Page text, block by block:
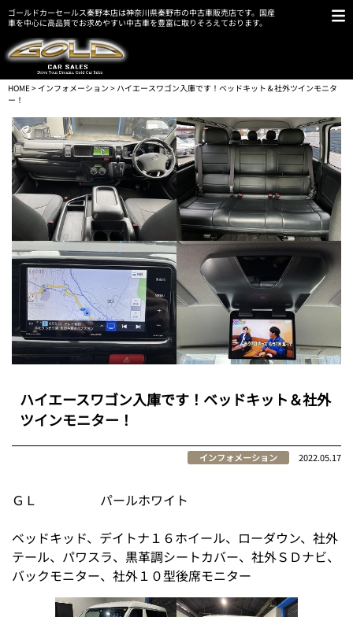
ゴールドカーセールス秦野本店は神奈川県秦野市の中古車販売店です。国産
車を中心に高品質でお求めやすい中古車を豊富に取りそろえております。
HOME> インフォメーション > ハイエースワゴン入庫です！ベッドキット＆社外ツインモニタ
ー！
ハイエースワゴン入庫です！ベッドキット＆社外
ツインモニター！
インフォメーション 2022.05.17
ＧＬ パールホワイト
ベッドキッド、デイトナ１６ホイール、ローダウン、社外
テール、パワスラ、黒革調シートカバー、社外ＳＤナビ、
バックモニター、社外１０型後席モニター